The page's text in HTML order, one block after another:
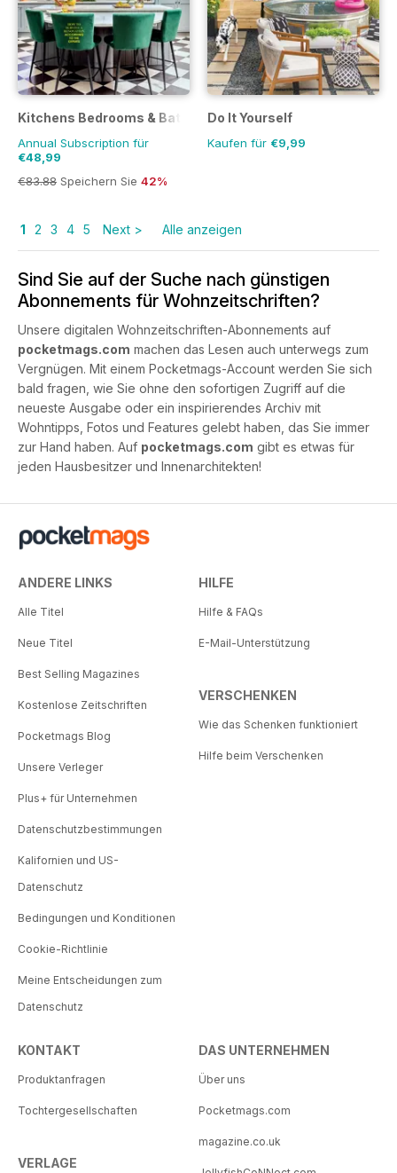
Kitchens Bedrooms & Bathrooms magazine
Annual Subscription für
€48,99
€83.88 Speichern Sie 42%
Do It Yourself
Kaufen für €9,99
1 2 3 4 5 Next > Alle anzeigen
Sind Sie auf der Suche nach günstigen
Abonnements für Wohnzeitschriften?
Unsere digitalen Wohnzeitschriften-Abonnements auf
pocketmags.com machen das Lesen auch unterwegs zum
Vergnügen. Mit einem Pocketmags-Account werden Sie sich
bald fragen, wie Sie ohne den sofortigen Zugriff auf die
neueste Ausgabe oder ein inspirierendes Archiv mit
Wohntipps, Fotos und Features gelebt haben, das Sie immer
zur Hand haben. Auf pocketmags.com gibt es etwas für
jeden Hausbesitzer und Innenarchitekten!
ANDERE LINKS
Alle Titel
Neue Titel
Best Selling Magazines
Kostenlose Zeitschriften
Pocketmags Blog
Unsere Verleger
Plus+ für Unternehmen
Datenschutzbestimmungen
Kalifornien und US-
Datenschutz
Bedingungen und Konditionen
Cookie-Richtlinie
Meine Entscheidungen zum
Datenschutz
HILFE
Hilfe & FAQs
E-Mail-Unterstützung
VERSCHENKEN
Wie das Schenken funktioniert
Hilfe beim Verschenken
KONTAKT
Produktanfragen
Tochtergesellschaften
VERLAGE
DAS UNTERNEHMEN
Über uns
Pocketmags.com
magazine.co.uk